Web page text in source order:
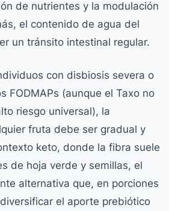
de nutrientes y la modulación
el contenido de agua del
un tránsito intestinal regular.
con disbiosis severa o
FODMAPs (aunque el Taxo no
riesgo universal), la
fruta debe ser gradual y
keto, donde la fibra suele
de hoja verde y semillas, el
alternativa que, en porciones
el aporte prebiótico